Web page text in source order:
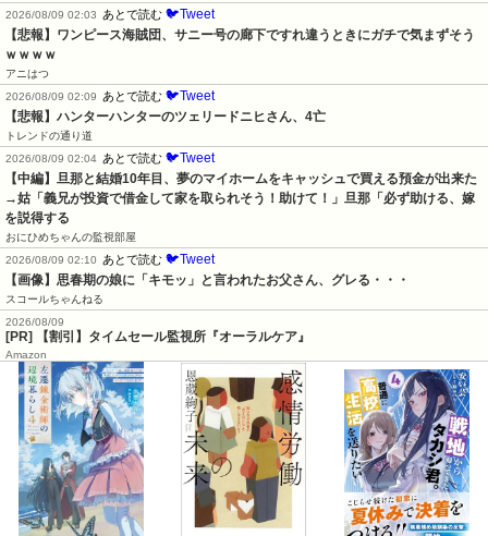
2026/08/09 02:03
あとで読む 🐦Tweet
【悲報】ワンピース海賊団、サニー号の廊下ですれ違うときにガチで気まずそう
ｗｗｗｗ
アニはつ
2026/08/09 02:09
あとで読む 🐦Tweet
【悲報】ハンターハンターのツェリードニヒさん、4亡
トレンドの通り道
2026/08/09 02:04 あとで読む 🐦Tweet
【中編】旦那と結婚10年目、夢のマイホームをキャッシュで買える預金が出来た
→姑「義兄が投資で借金して家を取られそう！助けて！」旦那「必ず助ける、嫁
を説得する
おにひめちゃんの監視部屋
2026/08/09 02:10
あとで読む 🐦Tweet
【画像】思春期の娘に「キモッ」と言われたお父さん、グレる・・・
スコールちゃんねる
2026/08/09
[PR] 【割引】タイムセール監視所『オーラルケア』
Amazon